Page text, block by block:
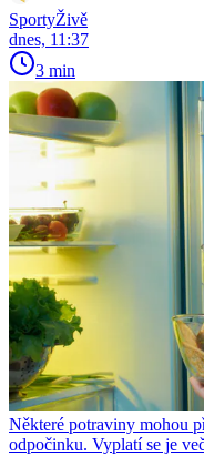
SportyŽivě
dnes, 11:37
3 min
Některé potraviny mohou
odpočinku. Vyplatí se je